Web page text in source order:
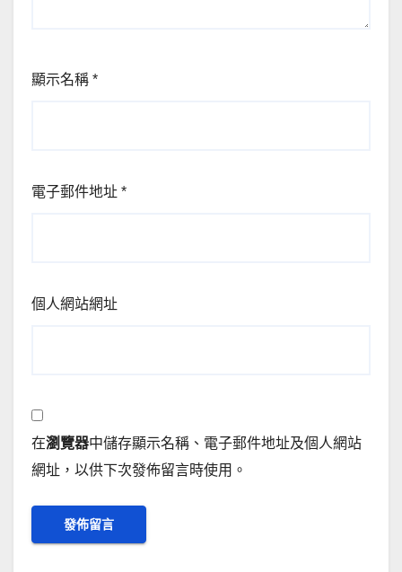
顯示名稱 *
電子郵件地址 *
個人網站網址
在瀏覽器中儲存顯示名稱、電子郵件地址及個人網站
網址，以供下次發佈留言時使用。